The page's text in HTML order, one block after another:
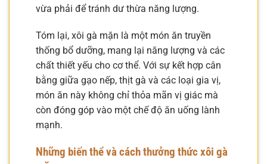
vừa phải để tránh dư thừa năng lượng.
Tóm lại, xôi gà mặn là một món ăn truyền
thống bổ dưỡng, mang lại năng lượng và các
chất thiết yếu cho cơ thể. Với sự kết hợp cân
bằng giữa gạo nếp, thịt gà và các loại gia vị,
món ăn này không chỉ thỏa mãn vị giác mà
còn đóng góp vào một chế độ ăn uống lành
mạnh.
Những biến thể và cách thưởng thức xôi gà